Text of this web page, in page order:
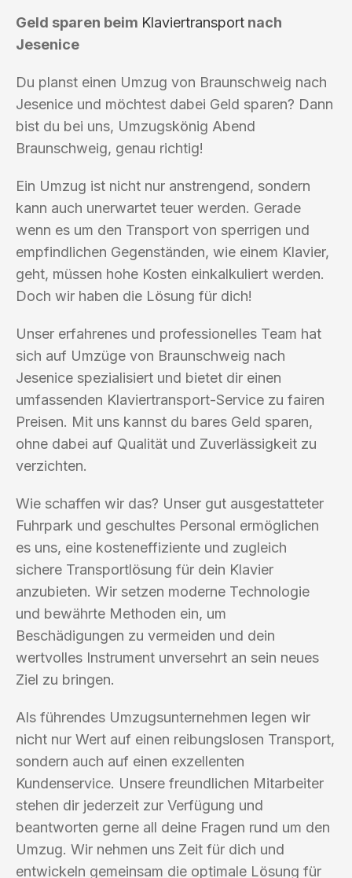
Geld sparen beim Klaviertransport nach
Jesenice
Du planst einen Umzug von Braunschweig nach
Jesenice und möchtest dabei Geld sparen? Dann
bist du bei uns, Umzugskönig Abend
Braunschweig, genau richtig!
Ein Umzug ist nicht nur anstrengend, sondern
kann auch unerwartet teuer werden. Gerade
wenn es um den Transport von sperrigen und
empfindlichen Gegenständen, wie einem Klavier,
geht, müssen hohe Kosten einkalkuliert werden.
Doch wir haben die Lösung für dich!
Unser erfahrenes und professionelles Team hat
sich auf Umzüge von Braunschweig nach
Jesenice spezialisiert und bietet dir einen
umfassenden Klaviertransport-Service zu fairen
Preisen. Mit uns kannst du bares Geld sparen,
ohne dabei auf Qualität und Zuverlässigkeit zu
verzichten.
Wie schaffen wir das? Unser gut ausgestatteter
Fuhrpark und geschultes Personal ermöglichen
es uns, eine kosteneffiziente und zugleich
sichere Transportlösung für dein Klavier
anzubieten. Wir setzen moderne Technologie
und bewährte Methoden ein, um
Beschädigungen zu vermeiden und dein
wertvolles Instrument unversehrt an sein neues
Ziel zu bringen.
Als führendes Umzugsunternehmen legen wir
nicht nur Wert auf einen reibungslosen Transport,
sondern auch auf einen exzellenten
Kundenservice. Unsere freundlichen Mitarbeiter
stehen dir jederzeit zur Verfügung und
beantworten gerne all deine Fragen rund um den
Umzug. Wir nehmen uns Zeit für dich und
entwickeln gemeinsam die optimale Lösung für